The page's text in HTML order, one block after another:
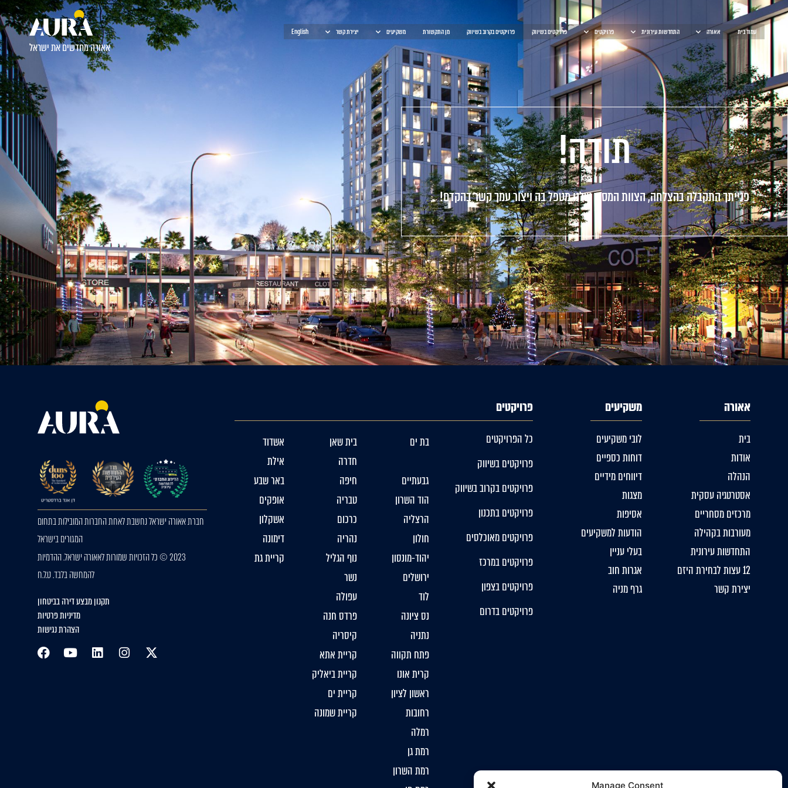
Manage Consent
עמוד בית אאורה התחדשות עירונית פרויקטים פרויקטים בשיווק פרויקטים בקרוב בשיווק מן התקשורת משקיעים יצירת קשר English
אאורה מחדשים את ישראל
תודה
תודה!
פנייתך התקבלה בהצלחה, הצוות המסור שלנו מטפל בה ויצור עמך קשר בהקדם!
אאורה
בית
אודות
הנהלה
אסטרטגיה עסקית
מרכזים מסחריים
מעורבות בקהילה
התחדשות עירונית
12 עצות לבחירת היזם
יצירת קשר
משקיעים
לובי משקיעים
דוחות כספיים
דיווחים מידיים
מצגות
אסיפות
הודעות למשקיעים
בעלי עניין
אגרות חוב
גרף מניה
פרויקטים
כל הפרויקטים
פרויקטים בשיווק
פרויקטים בקרוב בשיווק
פרויקטים בתכנון
פרויקטים מאוכלסים
פרויקטים במרכז
פרויקטים בצפון
פרויקטים בדרום
בת ים
גבעתיים
הוד השרון
הרצליה
חולון
יהוד-מונסון
ירושלים
לוד
נס ציונה
נתניה
פתח תקווה
קרית אונו
ראשון לציון
רחובות
רמלה
רמת גן
רמת השרון
בית שאן
חדרה
חיפה
טבריה
כרכום
נהריה
נוף הגליל
נשר
עפולה
פרדס חנה
קיסריה
קריית אתא
קריית ביאליק
קריית ים
קריית שמונה
אשדוד
אילת
באר שבע
אופקים
אשקלון
דימונה
קריית גת
חברת אאורה ישראל נחשבת לאחת החברות המובילות בתחום
המגורים בישראל
2023 © כל הזכויות שמורות לאאורה ישראל. ההדמיות
להמחשה בלבד. ט.ל.ח
תקנון מבצע דירה בביטחון
מדיניות פרטיות
הצהרת נגישות